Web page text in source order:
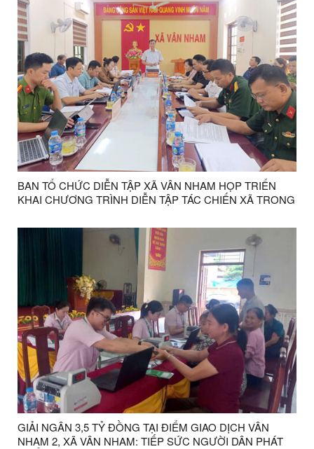
BAN TỔ CHỨC DIỄN TẬP XÃ VÂN NHAM HỌP TRIỂN
KHAI CHƯƠNG TRÌNH DIỄN TẬP TÁC CHIẾN XÃ TRONG
GIẢI NGÂN 3,5 TỶ ĐỒNG TẠI ĐIỂM GIAO DỊCH VÂN
NHAM 2, XÃ VÂN NHAM: TIẾP SỨC NGƯỜI DÂN PHÁT